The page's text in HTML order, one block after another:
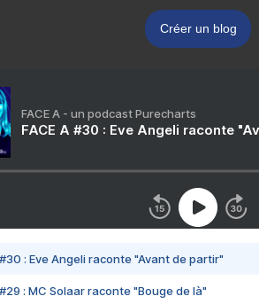
Créer un blog
FACE A - un podcast Purecharts
FACE A #30 : Eve Angeli raconte
#30 : Eve Angeli raconte "Avant de partir"
#29 : MC Solaar raconte "Bouge de là"